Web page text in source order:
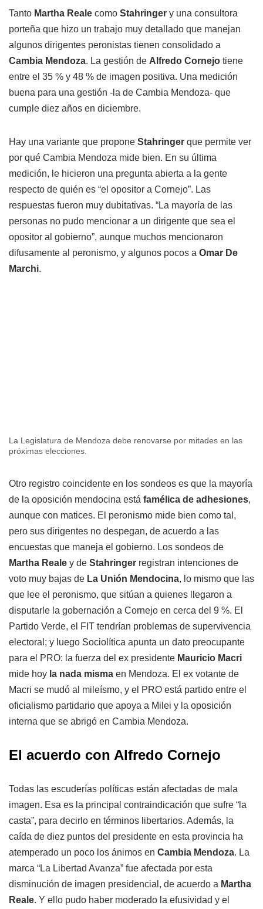
Tanto Martha Reale como Stahringer y una consultora
porteña que hizo un trabajo muy detallado que manejan
algunos dirigentes peronistas tienen consolidado a
Cambia Mendoza. La gestión de Alfredo Cornejo tiene
entre el 35 % y 48 % de imagen positiva. Una medición
buena para una gestión -la de Cambia Mendoza- que
cumple diez años en diciembre.
Hay una variante que propone Stahringer que permite ver
por qué Cambia Mendoza mide bien. En su última
medición, le hicieron una pregunta abierta a la gente
respecto de quién es “el opositor a Cornejo”. Las
respuestas fueron muy dubitativas. “La mayoría de las
personas no pudo mencionar a un dirigente que sea el
opositor al gobierno”, aunque muchos mencionaron
difusamente al peronismo, y algunos pocos a Omar De
Marchi.
La Legislatura de Mendoza debe renovarse por mitades en las
próximas elecciones.
Otro registro coincidente en los sondeos es que la mayoría
de la oposición mendocina está famélica de adhesiones,
aunque con matices. El peronismo mide bien como tal,
pero sus dirigentes no despegan, de acuerdo a las
encuestas que maneja el gobierno. Los sondeos de
Martha Reale y de Stahringer registran intenciones de
voto muy bajas de La Unión Mendocina, lo mismo que las
que lee el peronismo, que sitúan a quienes llegaron a
disputarle la gobernación a Cornejo en cerca del 9 %. El
Partido Verde, el FIT tendrían problemas de supervivencia
electoral; y luego Sociolítica apunta un dato preocupante
para el PRO: la fuerza del ex presidente Mauricio Macri
mide hoy la nada misma en Mendoza. El ex votante de
Macri se mudó al mileísmo, y el PRO está partido entre el
oficialismo partidario que apoya a Milei y la oposición
interna que se abrigó en Cambia Mendoza.
El acuerdo con Alfredo Cornejo
Todas las escuderías políticas están afectadas de mala
imagen. Esa es la principal contraindicación que sufre “la
casta”, para decirlo en términos libertarios. Además, la
caída de diez puntos del presidente en esta provincia ha
atemperado un poco los ánimos en Cambia Mendoza. La
marca “La Libertad Avanza” fue afectada por esta
disminución de imagen presidencial, de acuerdo a Martha
Reale. Y ello pudo haber moderado la efusividad y el